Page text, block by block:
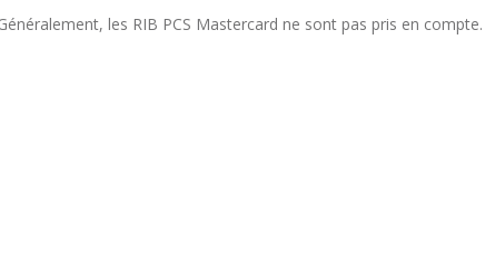
les RIB PCS Mastercard ne sont pas pris en compte.